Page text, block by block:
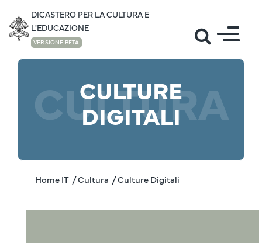
DICASTERO PER LA CULTURA E
L'EDUCAZIONE
VERSIONE BETA
CULTURA
CULTURE
DIGITALI
Home IT / Cultura / Culture Digitali